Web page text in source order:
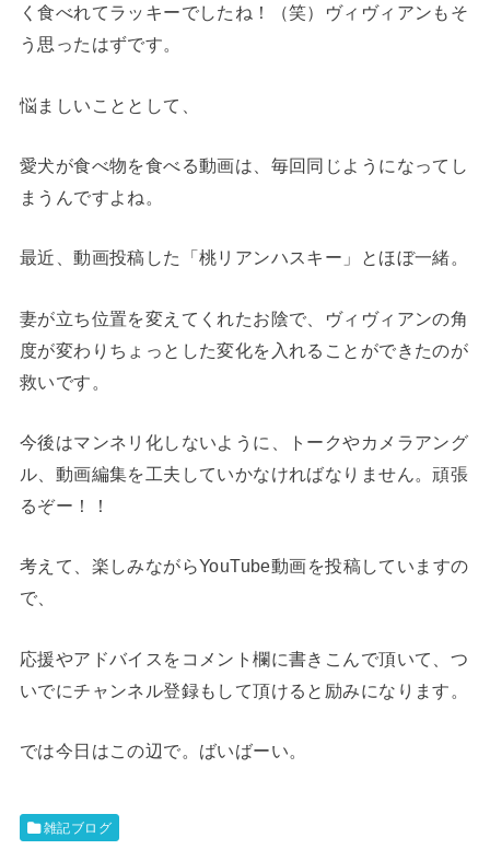
く食べれてラッキーでしたね！（笑）ヴィヴィアンもそ
う思ったはずです。
悩ましいこととして、
愛犬が食べ物を食べる動画は、毎回同じようになってし
まうんですよね。
最近、動画投稿した「桃リアンハスキー」とほぼ一緒。
妻が立ち位置を変えてくれたお陰で、ヴィヴィアンの角
度が変わりちょっとした変化を入れることができたのが
救いです。
今後はマンネリ化しないように、トークやカメラアング
ル、動画編集を工夫していかなければなりません。頑張
るぞー！！
考えて、楽しみながらYouTube動画を投稿していますの
で、
応援やアドバイスをコメント欄に書きこんで頂いて、つ
いでにチャンネル登録もして頂けると励みになります。
では今日はこの辺で。ばいばーい。
雑記ブログ